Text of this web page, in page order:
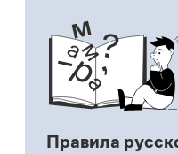
Правила